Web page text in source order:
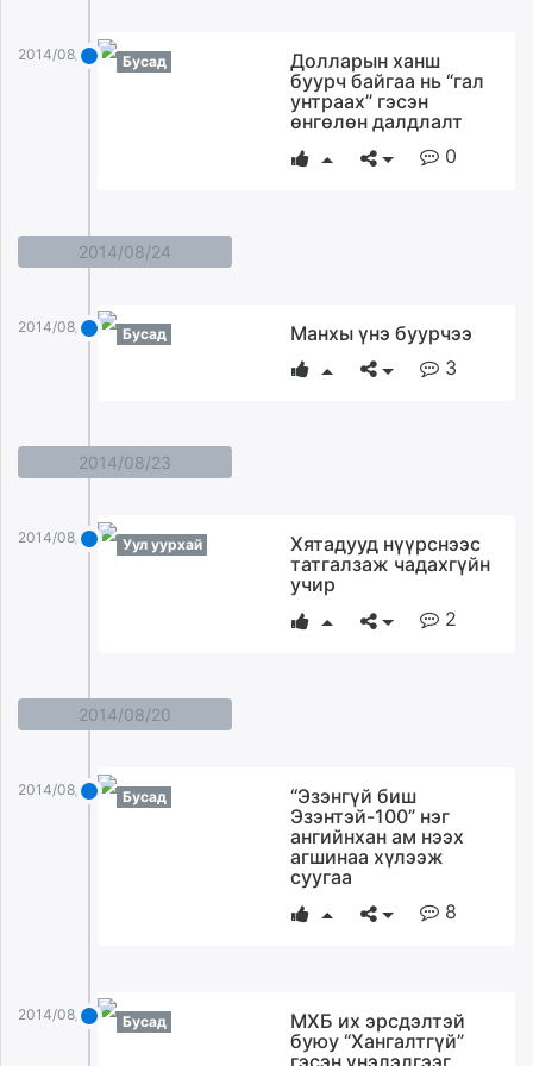
2014/08/25 Бусад
Долларын ханш
буурч байгаа нь “гал
унтраах” гэсэн
өнгөлөн далдлалт
0
2014/08/24
2014/08/24 Бусад
Манхы үнэ буурчээ
3
2014/08/23
2014/08/23 Уул уурхай
Хятадууд нүүрснээс
татгалзаж чадахгүйн
учир
2
2014/08/20
2014/08/20 Бусад
“Эзэнгүй биш
Эзэнтэй-100” нэг
ангийнхан ам нээх
агшинаа хүлээж
суугаа
8
2014/08/20 Бусад
МХБ их эрсдэлтэй
буюу “Хангалтгүй”
гэсэн үнэлэлгээг